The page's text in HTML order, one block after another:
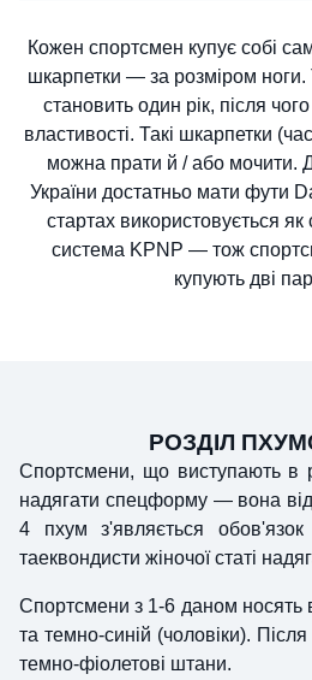
Кожен спортсмен купує собі
шкарпетки — за розміром
становить один рік, після
властивості. Такі шкарпетки
можна прати й / або мочити.
України достатньо мати фути
стартах використовується як
система KPNP — тож
купують дві
РОЗДІЛ
Спортсмени, що виступають в
надягати спецформу — вона
4 пхум з'являється
таеквондисти жіночої статі
Спортсмени з 1-6 даном носять
та темно-синій (чоловіки).
темно-фіолетові штани.